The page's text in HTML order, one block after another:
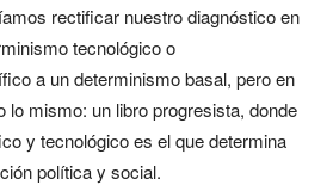
rectificar nuestro diagnóstico en
tecnológico o
a un determinismo basal, pero en
lo mismo: un libro progresista, donde
y tecnológico es el que determina
política y social.